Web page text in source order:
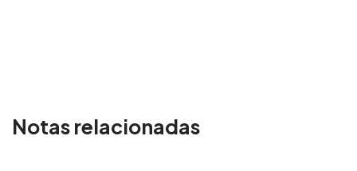
Notas relacionadas